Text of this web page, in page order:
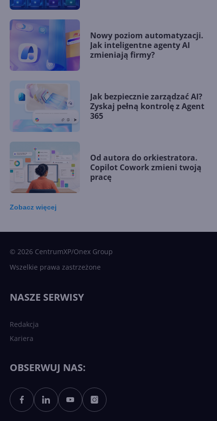
Nowy poziom automatyzacji.
Jak inteligentne agenty AI
zmieniają firmy?
Jak bezpiecznie zarządzać AI?
Zyskaj pełną kontrolę z Agent
365
Od autora do orkiestratora.
Copilot Cowork zmieni twoją
pracę
Sztuczna inteligencja po
polsku. Dość barier
Zobacz więcej
© 2026 CentrumXP/Onex Group
Wszelkie prawa zastrzeżone
NASZE SERWISY
Redakcja
Kariera
OBSERWUJ NAS: